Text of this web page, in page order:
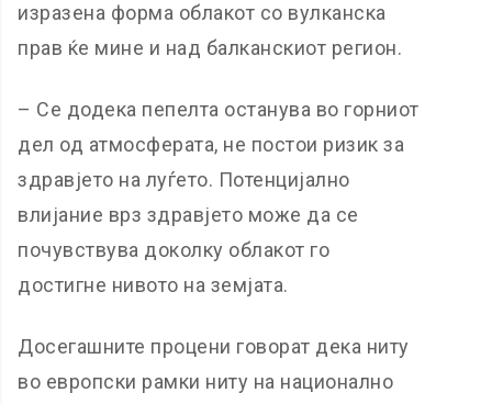
изразена форма облакот со вулканска
прав ќе мине и над балканскиот регион.
– Се додека пепелта останува во горниот
дел од атмосферата, не постои ризик за
здравјето на луѓето. Потенцијално
влијание врз здравјето може да се
почувствува доколку облакот го
достигне нивото на земјата.
Досегашните процени говорат дека ниту
во европски рамки ниту на национално